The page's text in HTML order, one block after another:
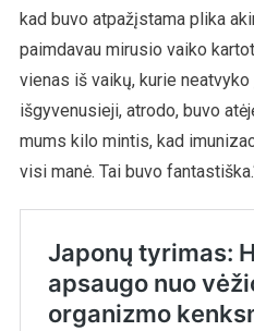
kad buvo atpažįstama plika
paimdavau mirusio vaiko
vienas iš vaikų, kurie
išgyvenusieji, atrodo, buvo
mums kilo mintis, kad
visi manė. Tai buvo